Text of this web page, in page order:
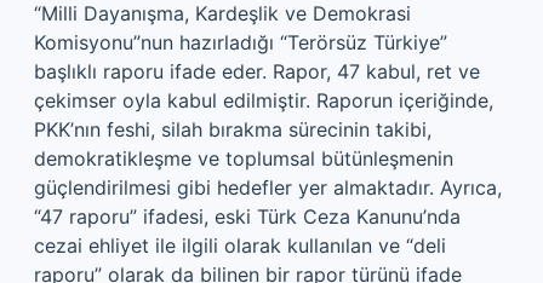
“Milli Dayanışma, Kardeşlik ve Demokrasi
Komisyonu”nun hazırladığı “Terörsüz Türkiye”
başlıklı raporu ifade eder. Rapor, 47 kabul, ret ve
çekimser oyla kabul edilmiştir. Raporun içeriğinde,
PKK’nın feshi, silah bırakma sürecinin takibi,
demokratikleşme ve toplumsal bütünleşmenin
güçlendirilmesi gibi hedefler yer almaktadır. Ayrıca,
“47 raporu” ifadesi, eski Türk Ceza Kanunu’nda
cezai ehliyet ile ilgili olarak kullanılan ve “deli
raporu” olarak da bilinen bir rapor türünü ifade